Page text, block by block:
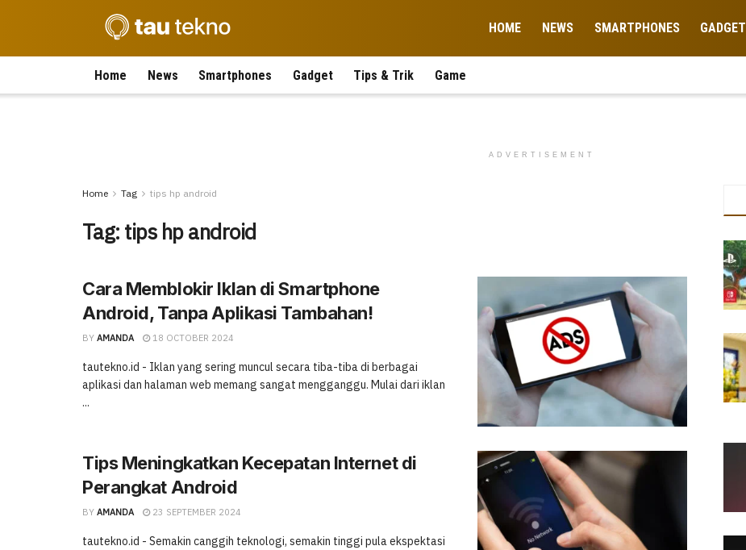
HOME NEWS SMARTPHONES GADGET
Home News Smartphones Gadget Tips & Trik Game
ADVERTISEMENT
Home Tag tips hp android
Tag: tips hp android
Cara Memblokir Iklan di Smartphone
Android, Tanpa Aplikasi Tambahan!
BY AMANDA 18 OCTOBER 2024
tautekno.id - Iklan yang sering muncul secara tiba-tiba di berbagai
aplikasi dan halaman web memang sangat mengganggu. Mulai dari iklan
...
Tips Meningkatkan Kecepatan Internet di
Perangkat Android
BY AMANDA 23 SEPTEMBER 2024
tautekno.id - Semakin canggih teknologi, semakin tinggi pula ekspektasi